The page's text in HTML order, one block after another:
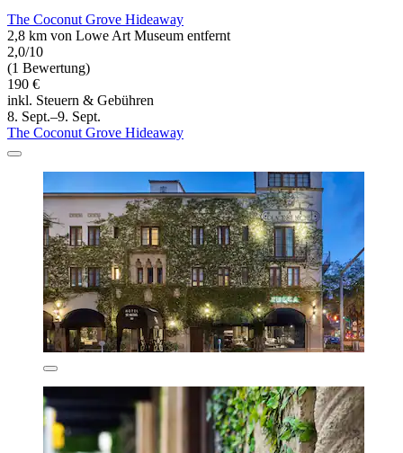
The Coconut Grove Hideaway
2,8 km von Lowe Art Museum entfernt
2,0/10
(1 Bewertung)
190 €
inkl. Steuern & Gebühren
8. Sept.–9. Sept.
The Coconut Grove Hideaway